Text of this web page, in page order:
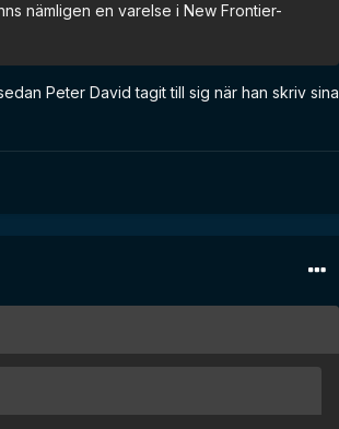
nämligen en varelse i New Frontier-
Peter David tagit till sig när han skriv sina